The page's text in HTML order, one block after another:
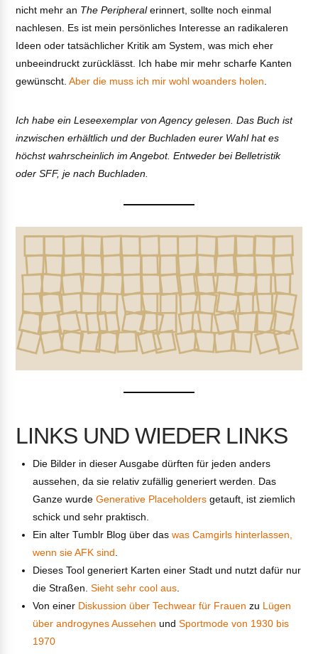
nicht mehr an The Peripheralerinnert, sollte noch einmal
nachlesen. Es ist mein persönliches Interesse an radikaleren
Ideen oder tatsächlicher Kritik am System, was mich eher
unbeeindruckt zurücklässt. Ich habe mir mehr scharfe Kanten
gewünscht.Aber die muss ich mir wohl woanders holen
Ich habe ein Leseexemplar von Agency gelesen. Das Buch ist
inzwischen erhältlich und der Buchladen eurer Wahl hat es
höchst wahrscheinlich im Angebot. Entweder bei Belletristik
oder SFF, je nach Buchladen.
LINKS UND WIEDER LINKS
Die Bilder in dieser Ausgabe dürften für jeden anders
aussehen, da sie relativ zufällig generiert werden. Das
Ganze wurde Generative Placeholdersgetauft, ist ziemlich
schick und sehr praktisch.
Ein alter Tumblr Blog über das was Camgirls hinterlassen,
wenn sie AFK sind.
Dieses Tool generiert Karten einer Stadt und nutzt dafür nur
die Straßen. Sieht sehr cool aus.
Von einer Diskussion über Techwear für Frauen zu Lügen
über androgynes Aussehen und Sportmode von 1930 bis
1970